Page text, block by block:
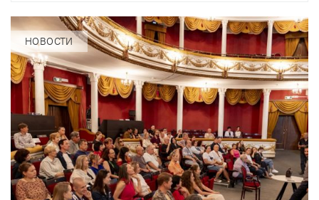
Сенте и Алины Чевик, а также новый
формат работы: теперь в театре будут
отдельные подразделения мюзикла
и оперетты с собственными
руководителями.
НОВОСТИ